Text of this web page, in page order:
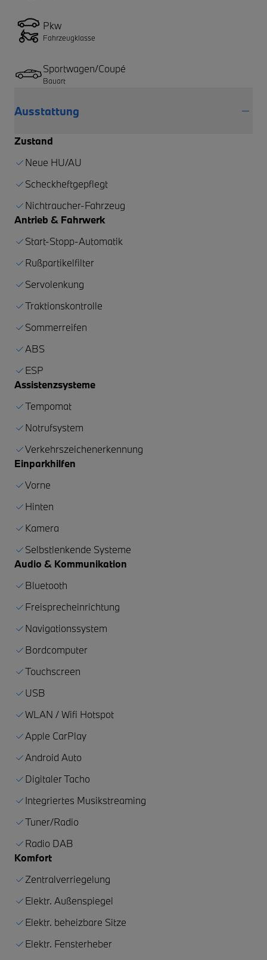
Pkw
Fahrzeugklasse
Sportwagen/Coupé
Bauart
Ausstattung
Zustand
Neue HU/AU
Scheckheftgepflegt
Nichtraucher-Fahrzeug
Antrieb & Fahrwerk
Start-Stopp-Automatik
Rußpartikelfilter
Servolenkung
Traktionskontrolle
Sommerreifen
ABS
ESP
Assistenzsysteme
Tempomat
Notrufsystem
Verkehrszeichenerkennung
Einparkhilfen
Vorne
Hinten
Kamera
Selbstlenkende Systeme
Audio & Kommunikation
Bluetooth
Freisprecheinrichtung
Navigationssystem
Bordcomputer
Touchscreen
USB
WLAN / Wifi Hotspot
Apple CarPlay
Android Auto
Digitaler Tacho
Integriertes Musikstreaming
Tuner/Radio
Radio DAB
Komfort
Zentralverriegelung
Elektr. Außenspiegel
Elektr. beheizbare Sitze
Elektr. Fensterheber